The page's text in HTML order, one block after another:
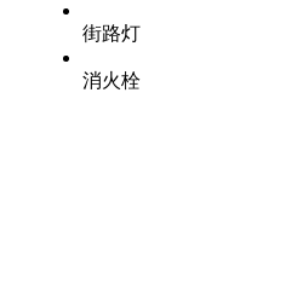
街路灯
消火栓